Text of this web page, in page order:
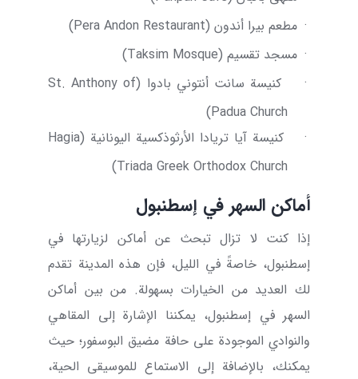
· مطعم بيرا أندون (Pera Andon Restaurant
)
· مسجد تقسيم (Taksim Mosque
)
·
كنيسة سانت أنتوني بادوا (St. Anthony of
Padua Church
)
·
كنيسة آيا تريادا الأرثوذكسية اليونانية (Hagia
Triada Greek Orthodox Church
)
أماكن السهر في إسطنبول
إذا كنت لا تزال تبحث عن أماكن لزيارتها في
إسطنبول، خاصةً في الليل، فإن هذه المدينة تقدم
لك العديد من الخيارات بسهولة. من بين أماكن
السهر في إسطنبول، يمكننا الإشارة إلى المقاهي
والنوادي الموجودة على حافة مضيق البوسفور؛ حيث
يمكنك، بالإضافة إلى الاستماع للموسيقى الحية،